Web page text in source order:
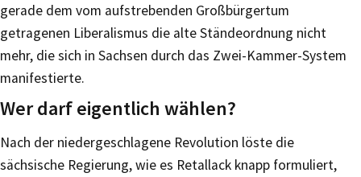
gerade dem vom aufstrebenden Großbürgertum
getragenen Liberalismus die alte Ständeordnung nicht
mehr, die sich in Sachsen durch das Zwei-Kammer-System
manifestierte.
Wer darf eigentlich wählen?
Nach der niedergeschlagene Revolution löste die
sächsische Regierung, wie es Retallack knapp formuliert,